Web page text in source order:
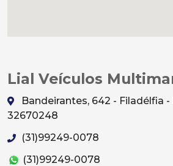
Lial Veículos
Bandeirantes, 642 - Filadélfia
32670248
(31)99249-0078
(31)99249-0078